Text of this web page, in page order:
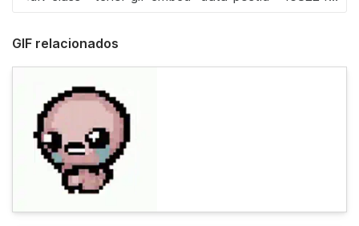
GIF relacionados